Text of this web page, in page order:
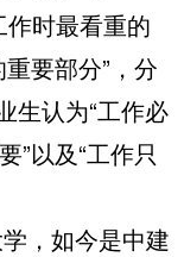
时最看重的
要部分”，分
生认为“工作必
”以及“工作只
，如今是中建